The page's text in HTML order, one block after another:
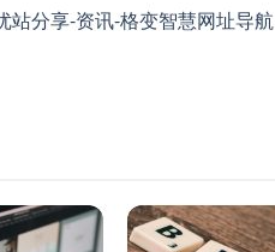
站分享-资讯-格变智慧网址导航